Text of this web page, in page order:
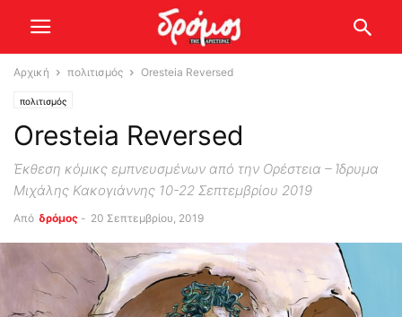
Αρχική πολιτισμός Oresteia Reversed
πολιτισμός
Oresteia Reversed
Έκθεση κόμικς εμπνευσμένων από την Ορέστεια – Ίδρυμα
Μιχάλης Κακογιάννης 10-22 Σεπτεμβρίου 2019
Από δρόμος - 20 Σεπτεμβρίου, 2019